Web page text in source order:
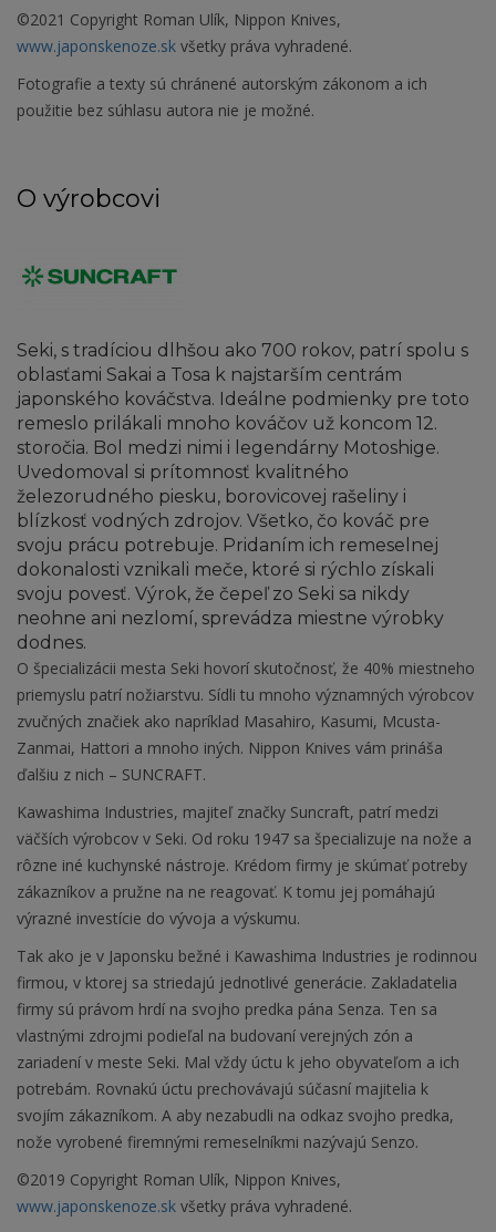
©2021 Copyright Roman Ulík, Nippon Knives,
www.japonskenoze.sk všetky práva vyhradené.
Fotografie a texty sú chránené autorským zákonom a ich
použitie bez súhlasu autora nie je možné.
O výrobcovi
Seki, s tradíciou dlhšou ako 700 rokov, patrí spolu s
oblasťami Sakai a Tosa k najstarším centrám
japonského kováčstva. Ideálne podmienky pre toto
remeslo prilákali mnoho kováčov už koncom 12.
storočia. Bol medzi nimi i legendárny Motoshige.
Uvedomoval si prítomnosť kvalitného
železorudného piesku, borovicovej rašeliny i
blízkosť vodných zdrojov. Všetko, čo kováč pre
svoju prácu potrebuje. Pridaním ich remeselnej
dokonalosti vznikali meče, ktoré si rýchlo získali
svoju povesť. Výrok, že čepeľ zo Seki sa nikdy
neohne ani nezlomí, sprevádza miestne výrobky
dodnes.
O špecializácii mesta Seki hovorí skutočnosť, že 40% miestneho
priemyslu patrí nožiarstvu. Sídli tu mnoho významných výrobcov
zvučných značiek ako napríklad Masahiro, Kasumi, Mcusta-
Zanmai, Hattori a mnoho iných. Nippon Knives vám prináša
ďalšiu z nich – SUNCRAFT.
Kawashima Industries, majiteľ značky Suncraft, patrí medzi
väčších výrobcov v Seki. Od roku 1947 sa špecializuje na nože a
rôzne iné kuchynské nástroje. Krédom firmy je skúmať potreby
zákazníkov a pružne na ne reagovať. K tomu jej pomáhajú
výrazné investície do vývoja a výskumu.
Tak ako je v Japonsku bežné i Kawashima Industries je rodinnou
firmou, v ktorej sa striedajú jednotlivé generácie. Zakladatelia
firmy sú právom hrdí na svojho predka pána Senza. Ten sa
vlastnými zdrojmi podieľal na budovaní verejných zón a
zariadení v meste Seki. Mal vždy úctu k jeho obyvateľom a ich
potrebám. Rovnakú úctu prechovávajú súčasní majitelia k
svojím zákazníkom. A aby nezabudli na odkaz svojho predka,
nože vyrobené firemnými remeselníkmi nazývajú Senzo.
©2019 Copyright Roman Ulík, Nippon Knives,
www.japonskenoze.sk všetky práva vyhradené.